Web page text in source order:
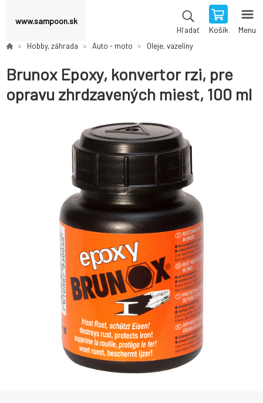
www.sampoon.sk
Hľadať Košík Menu
Hobby, záhrada Auto - moto Oleje, vazelíny
Brunox Epoxy, konvertor rzi, pre
opravu zhrdzavených miest, 100 ml